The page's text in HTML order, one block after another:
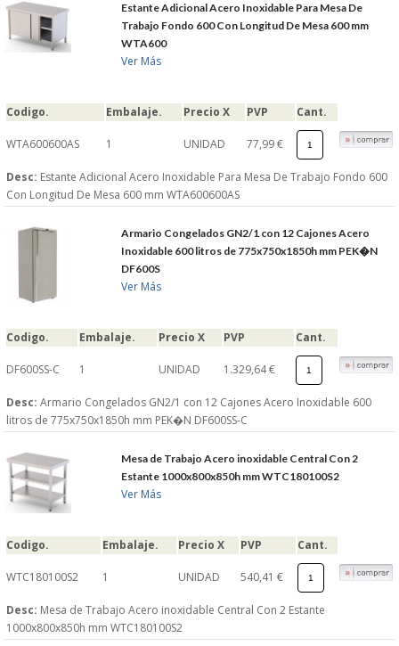
Estante Adicional Acero Inoxidable Para Mesa De
Trabajo Fondo 600 Con Longitud De Mesa 600 mm
WTA600
Ver Más
Codigo. Embalaje. Precio X PVP Cant.
WTA600600AS 1 UNIDAD 77,99 €
Desc: Estante Adicional Acero Inoxidable Para Mesa De Trabajo Fondo 600
Con Longitud De Mesa 600 mm WTA600600AS
Armario Congelados GN2/1 con 12 Cajones Acero
Inoxidable 600 litros de 775x750x1850h mm PEK�N
DF600S
Ver Más
Codigo. Embalaje. Precio X PVP Cant.
DF600SS-C 1 UNIDAD 1.329,64 €
Desc: Armario Congelados GN2/1 con 12 Cajones Acero Inoxidable 600
litros de 775x750x1850h mm PEK�N DF600SS-C
Mesa de Trabajo Acero inoxidable Central Con 2
Estante 1000x800x850h mm WTC180100S2
Ver Más
Codigo. Embalaje. Precio X PVP Cant.
WTC180100S2 1 UNIDAD 540,41 €
Desc: Mesa de Trabajo Acero inoxidable Central Con 2 Estante
1000x800x850h mm WTC180100S2